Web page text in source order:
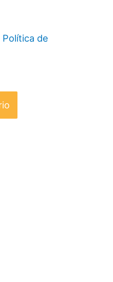
Política de